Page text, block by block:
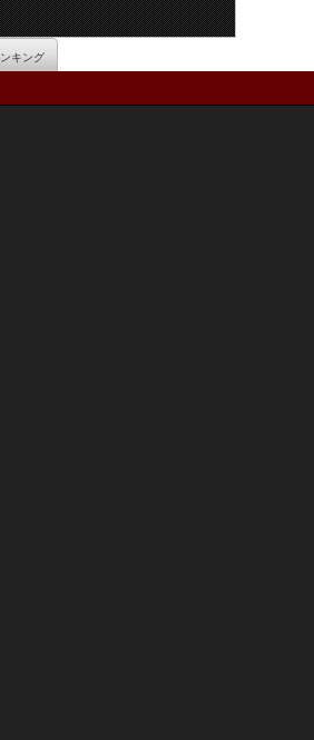
キング